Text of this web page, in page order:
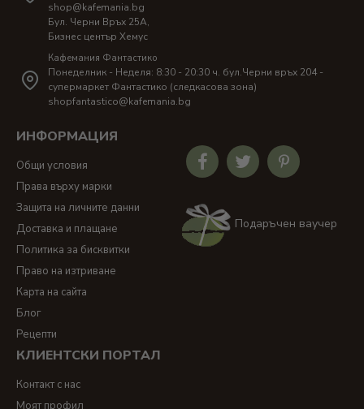
shop@kafemania.bg
Бул. Черни Връх 25A,
Бизнес център Хемус
Кафемания Фантастико
Понеделник - Неделя: 8:30 - 20:30 ч. бул.Черни връх 204 -
супермаркет Фантастико (следкасова зона)
shopfantastico@kafemania.bg
ИНФОРМАЦИЯ
Общи условия
Права върху марки
Защита на личните данни
Доставка и плащане
Политика за бисквитки
Право на изтриване
Карта на сайта
Блог
Рецепти
КЛИЕНТСКИ ПОРТАЛ
Контакт с нас
Моят профил
Подаръчен ваучер